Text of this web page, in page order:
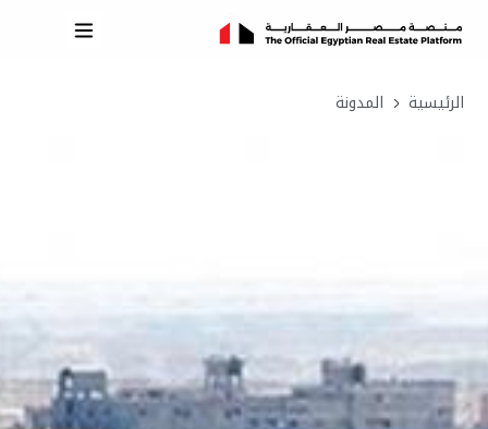
الرئيسية المدونة